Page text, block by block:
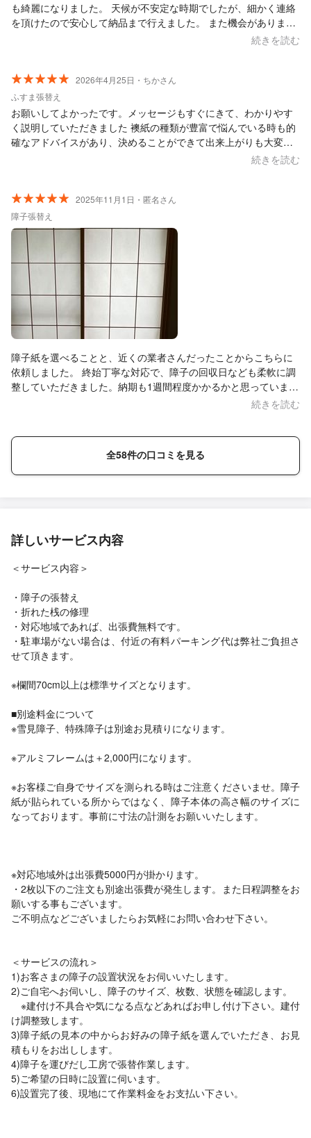
も綺麗になりました。 天候が不安定な時期でしたが、細かく連絡
を頂けたので安心して納品まで行えました。 また機会がありまし
続きを読む
2026年4月25日・ちかさん
ふすま張替え
お願いしてよかったです。メッセージもすぐにきて、わかりやす
く説明していただきました 襖紙の種類が豊富で悩んでいる時も的
確なアドバイスがあり、決めることができて出来上がりも大変綺
麗で、部屋も明るい感じになりよかったです ありがとうございま
続きを読む
2025年11月1日・匿名さん
障子張替え
障子紙を選べることと、近くの業者さんだったことからこちらに
依頼しました。 終始丁寧な対応で、障子の回収日なども柔軟に調
整していただきました。納期も1週間程度かかるかと思っていまし
たが、4日で終わったので助かりました。 強化紙にするつもりで
になったらぜひリピートしたいです。 ありがとうございました。
続きを読む
全58件の口コミを見る
詳しいサービス内容
＜サービス内容＞
・障子の張替え
・折れた桟の修理
・対応地域であれば、出張費無料です。
・駐車場がない場合は、付近の有料パーキング代は弊社ご負担さ
せて頂きます。
※欄間70cm以上は標準サイズとなります。
■別途料金について
※雪見障子、特殊障子は別途お見積りになります。
※アルミフレームは＋2,000円になります。
※お客様ご自身でサイズを測られる時はご注意くださいませ。障子
紙が貼られている所からではなく、障子本体の高さ幅のサイズに
なっております。事前に寸法の計測をお願いいたします。
※対応地域外は出張費5000円が掛かります。
・2枚以下のご注文も別途出張費が発生します。また日程調整をお
願いする事もございます。
ご不明点などございましたらお気軽にお問い合わせ下さい。
＜サービスの流れ＞
1)お客さまの障子の設置状況をお伺いいたします。
2)ご自宅へお伺いし、障子のサイズ、枚数、状態を確認します。
※建付け不具合や気になる点などあればお申し付け下さい。建付
け調整致します。
3)障子紙の見本の中からお好みの障子紙を選んでいただき、お見
積もりをお出しします。
4)障子を運びだし工房で張替作業します。
5)ご希望の日時に設置に伺います。
6)設置完了後、現地にて作業料金をお支払い下さい。